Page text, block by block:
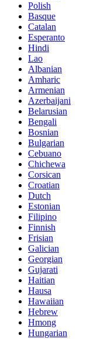
Polish
Basque
Catalan
Esperanto
Hindi
Lao
Albanian
Amharic
Armenian
Azerbaijani
Belarusian
Bengali
Bosnian
Bulgarian
Cebuano
Chichewa
Corsican
Croatian
Dutch
Estonian
Filipino
Finnish
Frisian
Galician
Georgian
Gujarati
Haitian
Hausa
Hawaiian
Hebrew
Hmong
Hungarian